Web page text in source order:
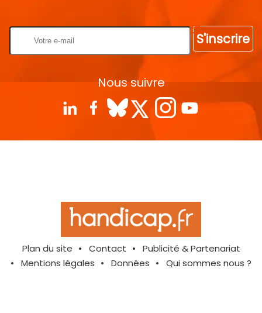
S'inscrire
Nous suivre
Plan du site Contact
Publicité & Partenariat
Mentions légales
Données Qui sommes nous ?